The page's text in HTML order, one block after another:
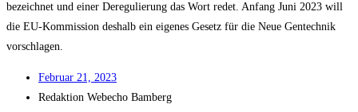
bezeich­net und einer Dere­gu­lie­rung das Wort redet. Anfang Juni 2023 will
die EU-Kom­mis­si­on des­halb ein eige­nes Gesetz für die Neue Gen­tech­nik
vorschlagen.
Febru­ar 21, 2023
Redak­ti­on Web­echo Bamberg